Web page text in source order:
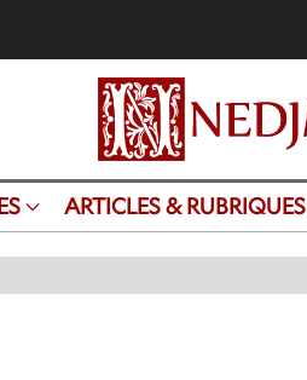
ARTICLES & RUBRIQUES